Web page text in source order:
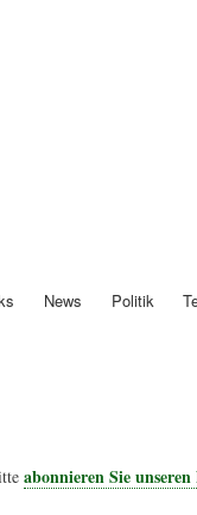
News Politik
abonnieren Sie unseren